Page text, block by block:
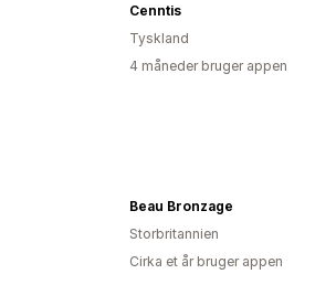
Cenntis
Tyskland
4 måneder bruger appen
Beau Bronzage
Storbritannien
Cirka et år bruger appen